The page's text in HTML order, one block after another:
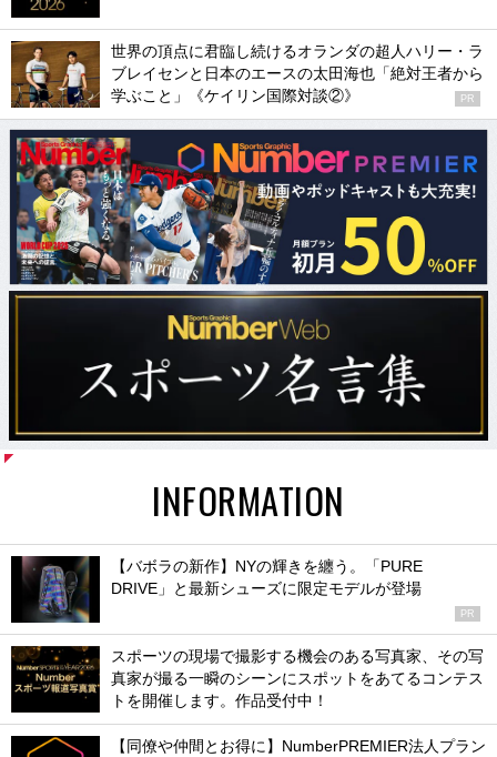
世界の頂点に君臨し続けるオランダの超人ハリー・ラ
ブレイセンと日本のエースの太田海也「絶対王者から
学ぶこと」《ケイリン国際対談②》
PR
INFORMATION
【バボラの新作】NYの輝きを纏う。「PURE
DRIVE」と最新シューズに限定モデルが登場
PR
スポーツの現場で撮影する機会のある写真家、その写
真家が撮る一瞬のシーンにスポットをあてるコンテス
トを開催します。作品受付中！
【同僚や仲間とお得に】NumberPREMIER法人プラン